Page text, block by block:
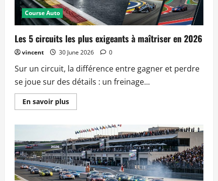
Course Auto
Les 5 circuits les plus exigeants à maîtriser en 2026
vincent 30 June 2026 0
Sur un circuit, la différence entre gagner et perdre
se joue sur des détails : un freinage...
En savoir plusRead
more
circuits
les
plus
exigeants
à
maîtriser
en